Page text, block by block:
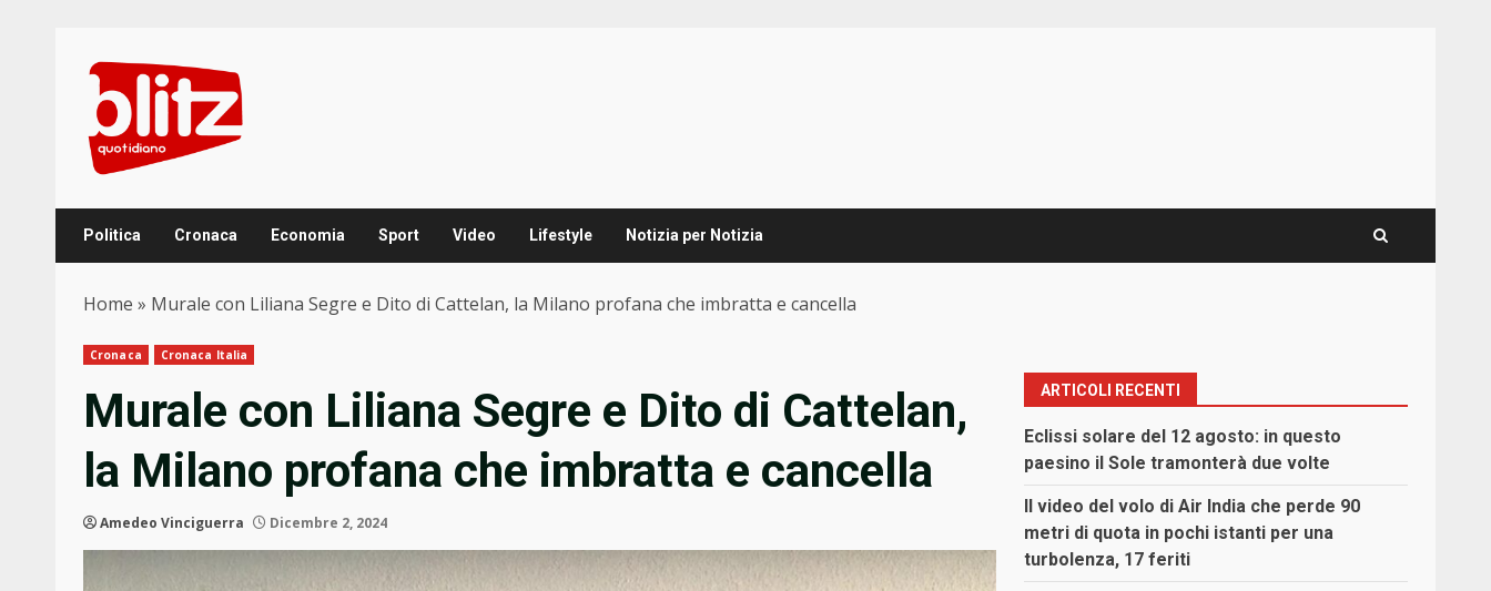
content
Politica Cronaca Economia Sport Video Lifestyle Notizia per Notizia
Home » Murale con Liliana Segre e Dito di Cattelan, la Milano profana che imbratta e cancella
Cronaca Cronaca Italia
Murale con Liliana Segre e Dito di Cattelan,
la Milano profana che imbratta e cancella
Amedeo Vinciguerra Dicembre 2, 2024
ARTICOLI RECENTI
Eclissi solare del 12 agosto: in questo
paesino il Sole tramonterà due volte
Il video del volo di Air India che perde 90
metri di quota in pochi istanti per una
turbolenza, 17 feriti